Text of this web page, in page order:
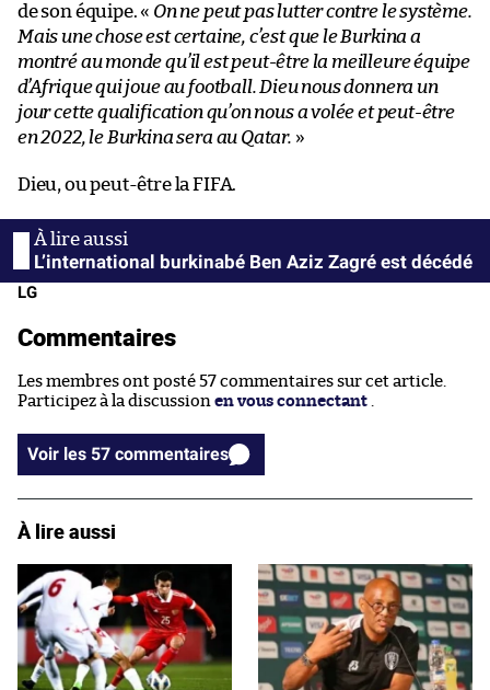
de son équipe. « On ne peut pas lutter contre le système.
Mais une chose est certaine, c’est que le Burkina a
montré au monde qu’il est peut-être la meilleure équipe
d’Afrique qui joue au football. Dieu nous donnera un
jour cette qualification qu’on nous a volée et peut-être
en 2022, le Burkina sera au Qatar. »
Dieu, ou peut-être la FIFA.
L’international burkinabé Ben Aziz Zagré est décédé
LG
Commentaires
Les membres ont posté 57 commentaires sur cet article.
Participez à la discussion en vous connectant
Voir les 57 commentaires
À lire aussi